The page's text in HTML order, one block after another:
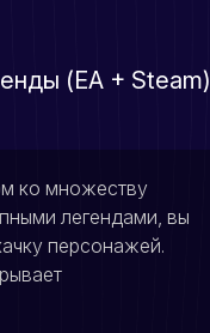
(EA + Steam)
ко множеству
легендами, вы
персонажей.